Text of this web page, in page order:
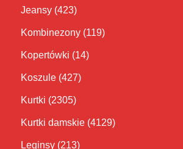
Jeansy (423)
Kombinezony (119)
Kopertówki (14)
Koszule (427)
Kurtki (2305)
Kurtki damskie (4129)
Leginsy (213)